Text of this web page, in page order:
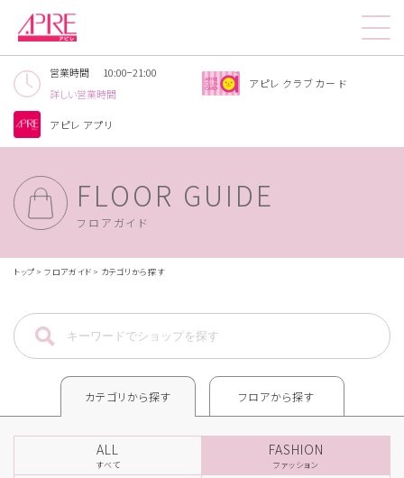
営業時間
10:00−21:00
詳しい営業時間
アピレアプリ
アピレクラブカード​
FLOOR GUIDE
フロアガイド
トップ フロアガイド カテゴリから探す
カテゴリから探す フロアから探す
ALL
すべて
FASHION
ファッション